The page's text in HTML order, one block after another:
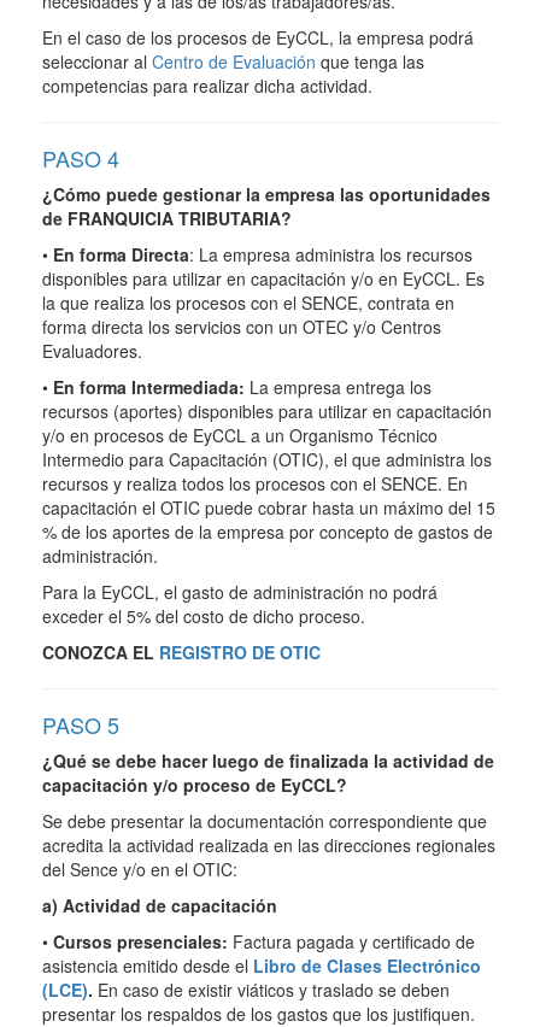
En el caso de los procesos de EyCCL, la empresa podrá
seleccionar al Centro de Evaluación que tenga las
competencias para realizar dicha actividad.
PASO 4
¿Cómo puede gestionar la empresa las oportunidades
de FRANQUICIA TRIBUTARIA?
• En forma Directa: La empresa administra los recursos
disponibles para utilizar en capacitación y/o en EyCCL. Es
la que realiza los procesos con el SENCE, contrata en
forma directa los servicios con un OTEC y/o Centros
Evaluadores.
• En forma Intermediada: La empresa entrega los
recursos (aportes) disponibles para utilizar en capacitación
y/o en procesos de EyCCL a un Organismo Técnico
Intermedio para Capacitación (OTIC), el que administra los
recursos y realiza todos los procesos con el SENCE. En
capacitación el OTIC puede cobrar hasta un máximo del 15
% de los aportes de la empresa por concepto de gastos de
administración.
Para la EyCCL, el gasto de administración no podrá
exceder el 5% del costo de dicho proceso.
CONOZCA EL REGISTRO DE OTIC
PASO 5
¿Qué se debe hacer luego de finalizada la actividad de
capacitación y/o proceso de EyCCL?
Se debe presentar la documentación correspondiente que
acredita la actividad realizada en las direcciones regionales
del Sence y/o en el OTIC:
a) Actividad de capacitación
• Cursos presenciales: Factura pagada y certificado de
asistencia emitido desde el Libro de Clases Electrónico
(LCE). En caso de existir viáticos y traslado se deben
presentar los respaldos de los gastos que los justifiquen.